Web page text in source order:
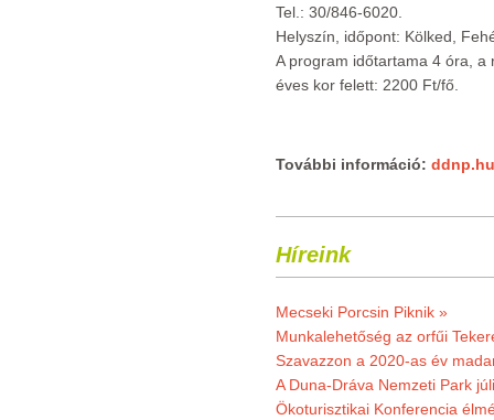
Tel.: 30/846-6020.
Helyszín, időpont: Kölked,
A program időtartama 4 óra,
éves kor felett: 2200 Ft/fő.
További információ: ddnp.hu
Híreink
Mecseki Porcsin Piknik »
Munkalehetőség az orfűi
Szavazzon a 2020-as év
A Duna-Dráva Nemzeti Park
Ökoturisztikai Konferencia